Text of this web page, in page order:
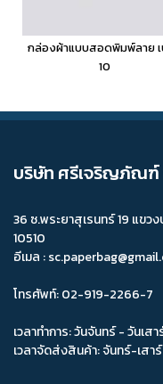
กล่องผ้าแบบสอดพิมพ์ลาย
10
บริษัท ศรีเจริญภัณ
36 ซ.พระยาสุเรนทร์ 19 แขว
10510
อีเมล :
โทรศัพท์: 02-919-2266-7
เวลาทำการ: วันจันทร์ - วันเ
เวลาจัดส่งสินค้า: จันทร์-เสา